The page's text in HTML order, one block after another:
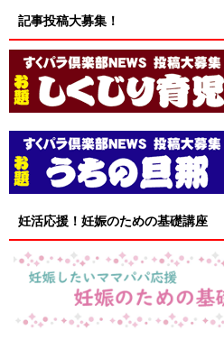
記事投稿大募集！
妊活応援！妊娠のための基礎講座